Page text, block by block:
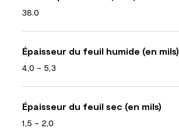
38.0
Épaisseur du feuil humide (en mils)
4,0 - 5,3
Épaisseur du feuil sec (en mils)
1,5 - 2,0